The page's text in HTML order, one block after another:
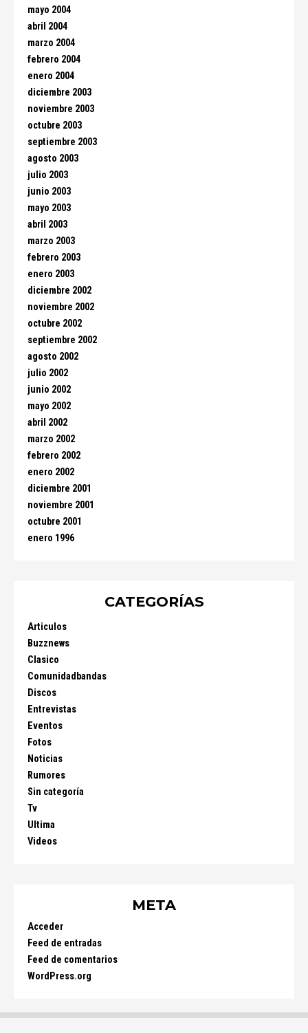
mayo 2004
abril 2004
marzo 2004
febrero 2004
enero 2004
diciembre 2003
noviembre 2003
octubre 2003
septiembre 2003
agosto 2003
julio 2003
junio 2003
mayo 2003
abril 2003
marzo 2003
febrero 2003
enero 2003
diciembre 2002
noviembre 2002
octubre 2002
septiembre 2002
agosto 2002
julio 2002
junio 2002
mayo 2002
abril 2002
marzo 2002
febrero 2002
enero 2002
diciembre 2001
noviembre 2001
octubre 2001
enero 1996
CATEGORÍAS
Articulos
Buzznews
Clasico
Comunidadbandas
Discos
Entrevistas
Eventos
Fotos
Noticias
Rumores
Sin categoría
Tv
Ultima
Videos
META
Acceder
Feed de entradas
Feed de comentarios
WordPress.org